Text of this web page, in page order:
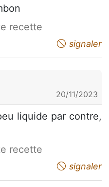
recette
signaler
20/11/2023
liquide par contre,
recette
signaler